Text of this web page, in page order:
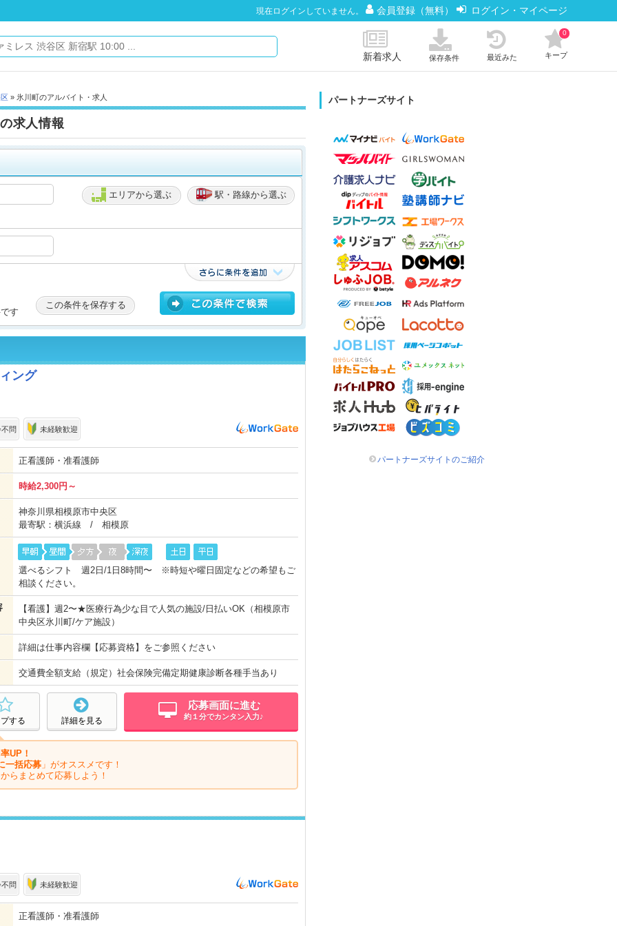
現在ログインしていません。 会員登録（無料） ログイン・マイページ
新着求人 保存条件 最近みた キープ
0
» 氷川町のアルバイト・求人
求人情報
エリアから選ぶ 駅・路線から選ぶ
す
この条件を保存する
ング
問 未経験歓迎
正看護師・准看護師
時給2,300円～
神奈川県相模原市中央区
最寄駅：横浜線 / 相模原
選べるシフト 週2日/1日8時間〜 ※時短や曜日固定などの希望もご
相談ください。
【看護】週2〜★医療行為少な目で人気の施設/日払いOK（相模原市
中央区氷川町/ケア施設）
詳細は仕事内容欄【応募資格】をご参照ください
交通費全額支給（規定）社会保険完備定期健康診断各種手当あり
応募画面に進む
約１分でカンタン入力♪
詳細を見る
する
UP！
一括応募 」がオススメです！
らまとめて応募しよう！
問 未経験歓迎
正看護師・准看護師
パートナーズサイト
パートナーズサイトのご紹介